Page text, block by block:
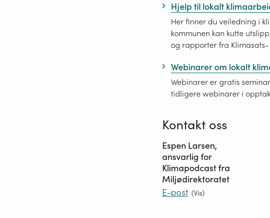
Hjelp til lokalt
Her finner du veiledning i
kommunen kan kutte
og rapporter fra
Webinarer om lokalt
Webinarer er gratis
tidligere webinarer i
Kontakt oss
Espen Larsen,
ansvarlig for
Klimapodcast fra
Miljødirektoratet
E-post (Vis)